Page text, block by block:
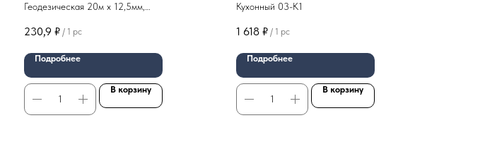
Геодезическая 20м x 12,5мм,
арт 05-02-020
230,9 ₽ / 1 pc
Подробнее
В корзину
Кухонный 03-К1
1 618 ₽ / 1 pc
Подробнее
В корзину